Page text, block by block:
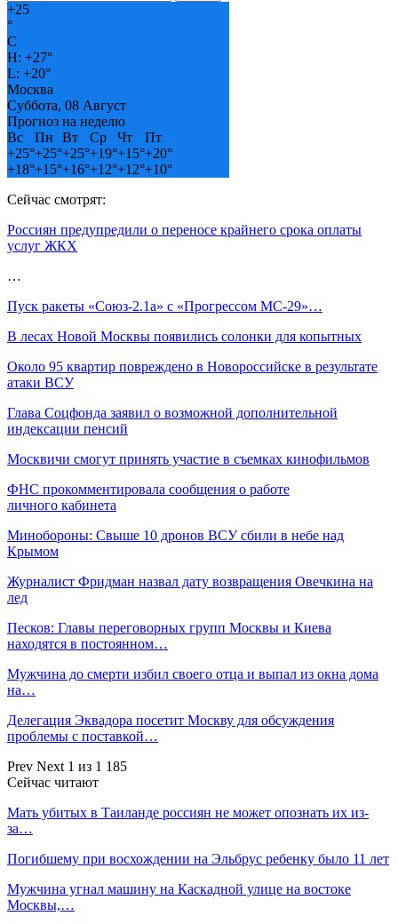
+25
°
C
H: +27°
L: +20°
Москва
Суббота, 08 Август
Прогноз на неделю
Вс
Пн Вт Ср Чт
Пт
+25°+25°+25°+19°+15°+20°
+18°+15°+16°+12°+12°+10°
Сейчас смотрят:
Россиян предупредили о переносе крайнего срока оплаты
услуг ЖКХ
…
Пуск ракеты «Союз-2.1а» с «Прогрессом МС-29»…
В лесах Новой Москвы появились солонки для копытных
Около 95 квартир повреждено в Новороссийске в результате
атаки ВСУ
Глава Соцфонда заявил о возможной дополнительной
индексации пенсий
Москвичи смогут принять участие в съемках кинофильмов
ФНС прокомментировала сообщения о работе
личного кабинета
Минобороны: Свыше 10 дронов ВСУ сбили в небе над
Крымом
Журналист Фридман назвал дату возвращения Овечкина на
лед
Песков: Главы переговорных групп Москвы и Киева
находятся в постоянном…
Мужчина до смерти избил своего отца и выпал из окна дома
на…
Делегация Эквадора посетит Москву для обсуждения
проблемы с поставкой…
Prev Next 1 из 1 185
Сейчас читают
Мать убитых в Таиланде россиян не может опознать их из-
за…
Погибшему при восхождении на Эльбрус ребенку было 11 лет
Мужчина угнал машину на Каскадной улице на востоке
Москвы,…